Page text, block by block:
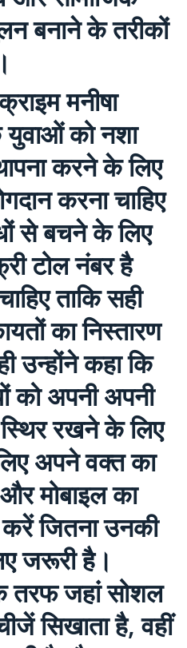
बनाने के तरीकों
मनीषा
को नशा
करने के लिए
करना चाहिए
से बचने के लिए
टोल नंबर है
ताकि सही
का निस्तारण
उन्होंने कहा कि
को अपनी अपनी
रखने के लिए
अपने वक्त का
मोबाइल का
जितना उनकी
जरूरी है।
तरफ जहां सोशल
सिखाता है, वहीं